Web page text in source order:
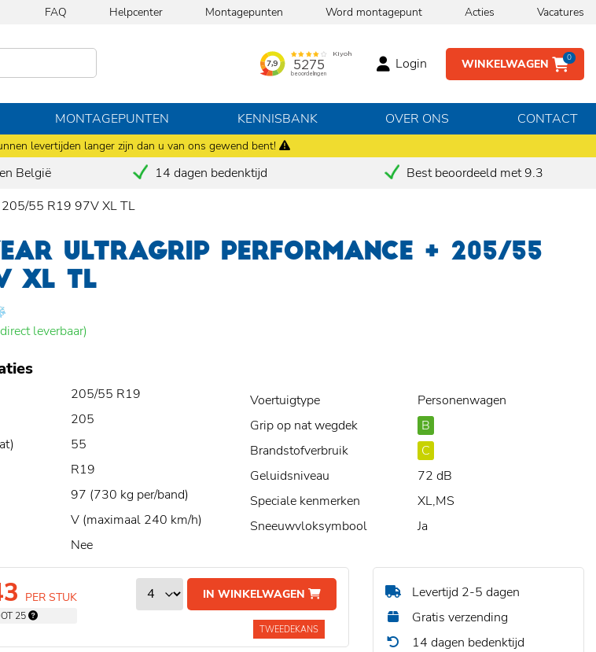
levertijden langer zijn dan u van ons gewend bent!
FAQ Helpcenter Montagepunten Word montagepunt Acties Vacatures
WINKELWAGEN 0
Login
MONTAGEPUNTEN KENNISBANK OVER ONS CONTACT
België 14 dagen bedenktijd
Best beoordeeld met 9.3
205/55 R19 97V XL TL
ULTRAGRIP PERFORMANCE + 205/55
XL TL
leverbaar)
205/55 R19
205
55
R19
97 (730 kg per/band)
V (maximaal 240 km/h)
Nee
Voertuigtype
Personenwagen
Grip op nat wegdek
B
Brandstofverbruik
C
Geluidsniveau
72 dB
Speciale kenmerken
XL,MS
Sneeuwvloksymbool
Ja
PER STUK
25
IN WINKELWAGEN
TWEEDEKANS
Levertijd 2-5 dagen
Gratis verzending
14 dagen bedenktijd